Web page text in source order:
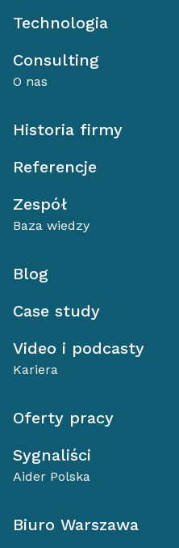
Technologia
Consulting
O nas
Historia firmy
Referencje
Zespół
Baza wiedzy
Blog
Case study
Video i podcasty
Kariera
Oferty pracy
Sygnaliści
Aider Polska
Biuro Warszawa